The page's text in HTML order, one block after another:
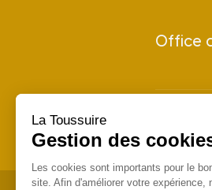
Office
La Toussuire
Gestion des
Les cookies sont importants pour le
site. Afin d'améliorer votre expérience,